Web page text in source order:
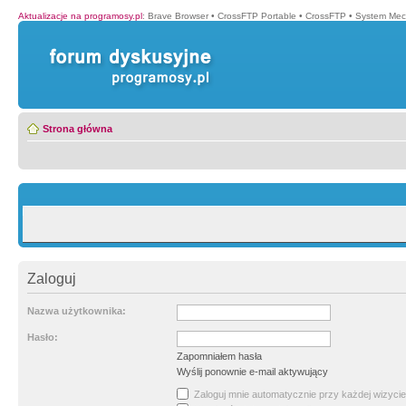
Aktualizacje na programosy.pl: Brave Browser • CrossFTP Portable • CrossFTP • System
Strona główna
Zaloguj
Nazwa użytkownika:
Hasło:
Zapomniałem hasła
Wyślij ponownie e-mail aktywujący
Zaloguj mnie automatycznie przy każdej wizycie